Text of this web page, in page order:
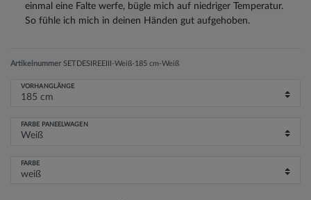
einmal eine Falte werfe, bügle mich auf niedriger Temperatur.
So fühle ich mich in deinen Händen gut aufgehoben.
Artikelnummer SETDESIREEIII-Weiß-185 cm-Weiß
VORHANGLÄNGE
FARBE PANEELWAGEN
FARBE